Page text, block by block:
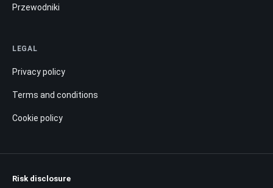
Przewodniki
LEGAL
Privacy policy
Terms and conditions
Cookie policy
Risk disclosure